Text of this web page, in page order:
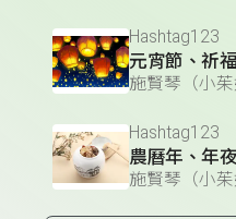
Hashtag123
Hashtag123